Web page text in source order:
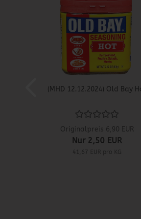
(MHD 12.12.2024) Old Bay
Originalpreis 6,90 EUR
Nur 2,50 EUR
41,67 EUR pro KG